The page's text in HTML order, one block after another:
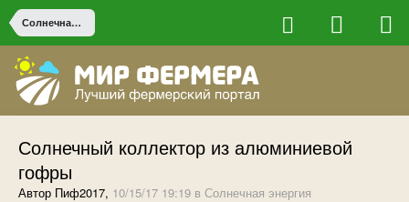
Солнечная энергия
Солнечный коллектор из алюминиевой
гофры
Автор Пиф2017, 10/15/17 19:19 в Солнечная энергия